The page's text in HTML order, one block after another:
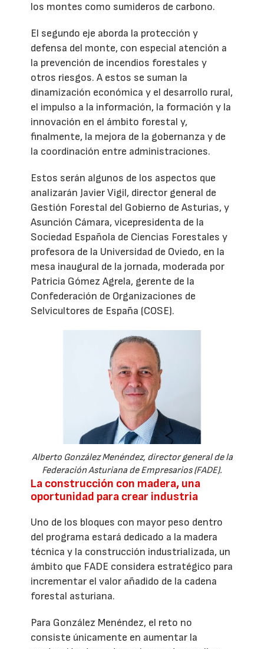
los montes como sumideros de carbono.
El segundo eje aborda la protección y
defensa del monte, con especial atención a
la prevención de incendios forestales y
otros riesgos. A estos se suman la
dinamización económica y el desarrollo rural,
el impulso a la información, la formación y la
innovación en el ámbito forestal y,
finalmente, la mejora de la gobernanza y de
la coordinación entre administraciones.
Estos serán algunos de los aspectos que
analizarán Javier Vigil, director general de
Gestión Forestal del Gobierno de Asturias, y
Asunción Cámara, vicepresidenta de la
Sociedad Española de Ciencias Forestales y
profesora de la Universidad de Oviedo, en la
mesa inaugural de la jornada, moderada por
Patricia Gómez Agrela, gerente de la
Confederación de Organizaciones de
Selvicultores de España (COSE).
Alberto González Menéndez, director general de la
Federación Asturiana de Empresarios (FADE).
La construcción con madera, una
oportunidad para crear industria
Uno de los bloques con mayor peso dentro
del programa estará dedicado a la madera
técnica y la construcción industrializada, un
ámbito que FADE considera estratégico para
incrementar el valor añadido de la cadena
forestal asturiana.
Para González Menéndez, el reto no
consiste únicamente en aumentar la